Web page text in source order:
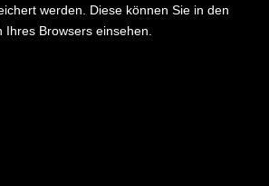
werden. Diese können Sie in den
Browsers einsehen.